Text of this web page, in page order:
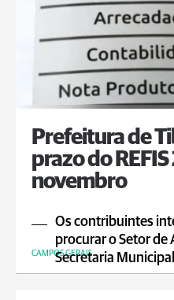
Prefeitura de
prazo do
novembro
Os contribuintes
procurar o Setor de
Secretaria
CAMPOS GERAIS